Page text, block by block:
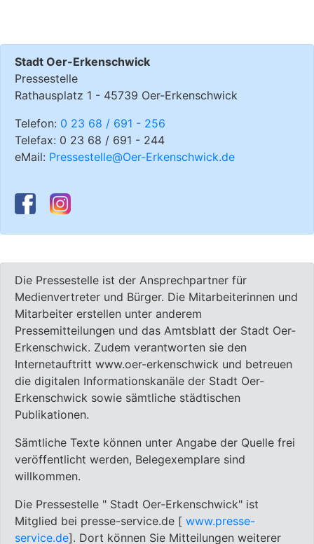
Stadt Oer-Erkenschwick
Pressestelle
Rathausplatz 1 - 45739 Oer-Erkenschwick
Telefon: 0 23 68 / 691 - 256
Telefax: 0 23 68 / 691 - 244
eMail: Pressestelle@Oer-Erkenschwick.de
Die Pressestelle ist der Ansprechpartner für
Medienvertreter und Bürger. Die Mitarbeiterinnen und
Mitarbeiter erstellen unter anderem
Pressemitteilungen und das Amtsblatt der Stadt Oer-
Erkenschwick. Zudem verantworten sie den
Internetauftritt www.oer-erkenschwick und betreuen
die digitalen Informationskanäle der Stadt Oer-
Erkenschwick sowie sämtliche städtischen
Publikationen.
Sämtliche Texte können unter Angabe der Quelle frei
veröffentlicht werden, Belegexemplare sind
willkommen.
Die Pressestelle " Stadt Oer-Erkenschwick" ist
Mitglied bei presse-service.de [ www.presse-
service.de]. Dort können Sie Mitteilungen weiterer